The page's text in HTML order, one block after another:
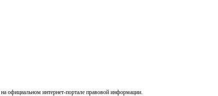
официальном интернет-портале правовой информации.